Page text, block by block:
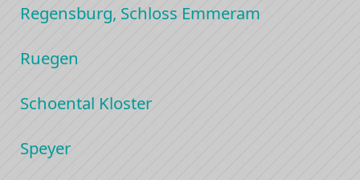
Regensburg, Schloss Emmeram
Ruegen
Schoental Kloster
Speyer